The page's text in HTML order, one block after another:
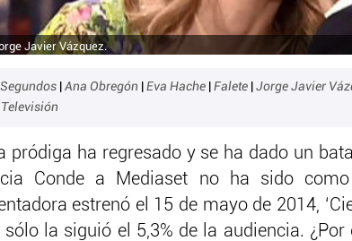
Javier Vázquez.
Ana Obregón Eva Hache Falete Jorge Javier
Televisión
pródiga ha regresado y se ha dado un
Conde a Mediaset no ha sido
estrenó el 15 de mayo de 2014,
la siguió el 5,3% de la audiencia. ¿Por